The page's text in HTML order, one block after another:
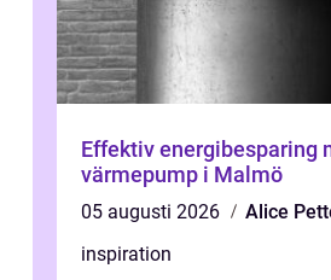
Effektiv energibesparing
värmepump i Malmö
05 augusti 2026
Alice
inspiration